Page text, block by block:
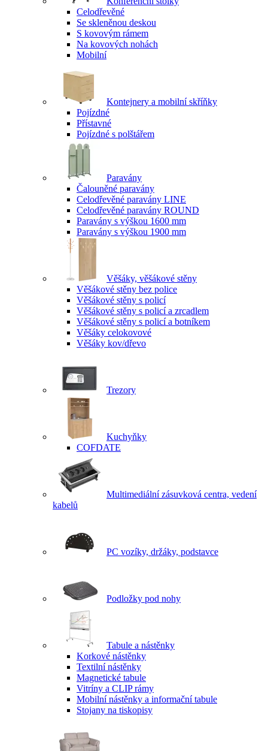
Celodřevěné
Se skleněnou deskou
S kovovým rámem
Na kovových nohách
Mobilní
Kontejnery a mobilní skříňky
Pojízdné
Přístavné
Pojízdné s polštářem
Paravány
Čalouněné paravány
Celodřevěné paravány LINE
Celodřevěné paravány ROUND
Paravány s výškou 1600 mm
Paravány s výškou 1900 mm
Věšáky, věšákové stěny
Věšákové stěny bez police
Věšákové stěny s policí
Věšákové stěny s policí a zrcadlem
Věšákové stěny s policí a botníkem
Věšáky celokovové
Věšáky kov/dřevo
Trezory
Kuchyňky
COFDATE
Multimediální zásuvková centra, vedení
kabelů
PC vozíky, držáky, podstavce
Podložky pod nohy
Tabule a nástěnky
Korkové nástěnky
Textilní nástěnky
Magnetické tabule
Vitríny a CLIP rámy
Mobilní nástěnky a informační tabule
Stojany na tiskopisy